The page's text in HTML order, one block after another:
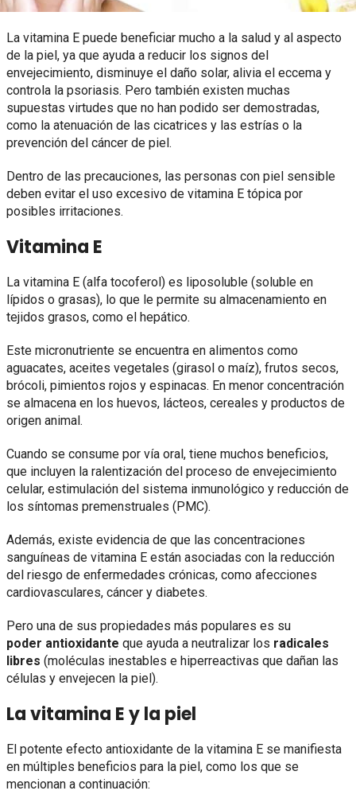
La vitamina E puede beneficiar mucho a la salud y al aspecto
de la piel, ya que ayuda a reducir los signos del
envejecimiento, disminuye el daño solar, alivia el eccema y
controla la psoriasis. Pero también existen muchas
supuestas virtudes que no han podido ser demostradas,
como la atenuación de las cicatrices y las estrías o la
prevención del cáncer de piel.
Dentro de las precauciones, las personas con piel sensible
deben evitar el uso excesivo de vitamina E tópica por
posibles irritaciones.
Vitamina E
La vitamina E (alfa tocoferol) es liposoluble (soluble en
lípidos o grasas), lo que le permite su almacenamiento en
tejidos grasos, como el hepático.
Este micronutriente se encuentra en alimentos como
aguacates, aceites vegetales (girasol o maíz), frutos secos,
brócoli, pimientos rojos y espinacas. En menor concentración
se almacena en los huevos, lácteos, cereales y productos de
origen animal.
Cuando se consume por vía oral, tiene muchos beneficios,
que incluyen la ralentización del proceso de envejecimiento
celular, estimulación del sistema inmunológico y reducción de
los síntomas premenstruales (PMC).
Además, existe evidencia de que las concentraciones
sanguíneas de vitamina E están asociadas con la reducción
del riesgo de enfermedades crónicas, como afecciones
cardiovasculares, cáncer y diabetes.
Pero una de sus propiedades más populares es su
poder antioxidante que ayuda a neutralizar los radicales
libres (moléculas inestables e hiperreactivas que dañan las
células y envejecen la piel).
La vitamina E y la piel
El potente efecto antioxidante de la vitamina E se manifiesta
en múltiples beneficios para la piel, como los que se
mencionan a continuación: